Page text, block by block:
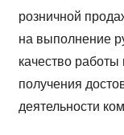
розничной
на выполнение
качество
получения
деятельности